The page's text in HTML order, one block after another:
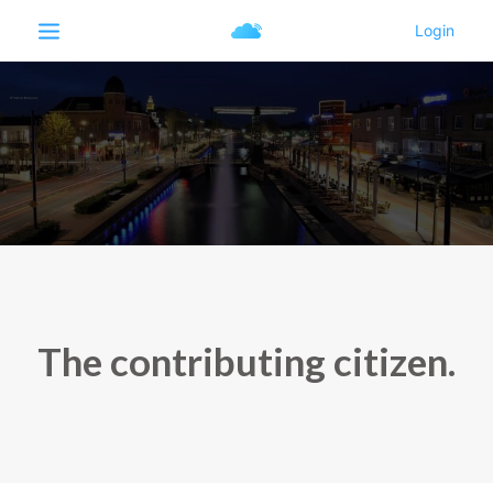
The contributing citizen.